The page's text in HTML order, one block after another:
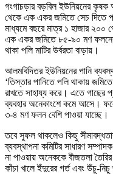
গংগাচড়ার বড়বিল ইউনিয়নের
থেকে এক একর জমিতে সেচ দিতে
মাধ্যমে বছরে মাত্র ১ হাজার ২০০
এক একর জমিতে ৮৫-৯০ মণ
থাকা পলি মাটির উর্বরতা বাড়ায়।
আলমবিদিতর ইউনিয়নের পানি
‘তিস্তার পানিতে পলি থাকায়
রাখতে সাহায্য করে। এতে গাছের
ব্যবহার অনেকাংশে কমে আসে।
৩-৪ মণ ফলন বেশি পাওয়া যাচ্ছে।
তবে সুফল থাকলেও কিছু
ব্যবস্থাপনা কমিটির সাধারণ
না পাওয়ায় অনেককে বীজতলা
কাঁচা খালে ইঁদুরের গর্ত এবং উঁচু-